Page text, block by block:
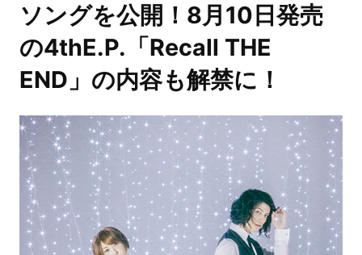
ソングを公開！8月10日発売
の4thE.P.「Recall THE
END」の内容も解禁に！